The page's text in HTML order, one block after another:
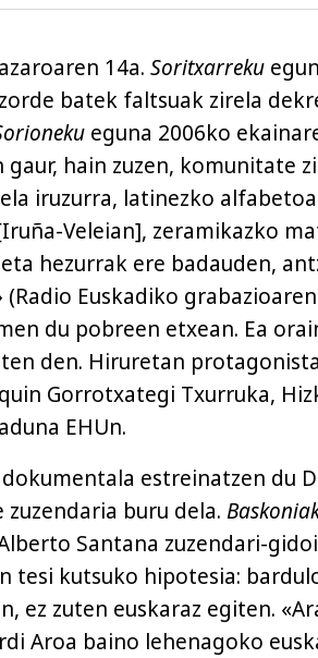
14a. Soritxarreku
batek faltsuak zirela
eguna 2006ko
gaur, hain zuzen, komunitate
iruzurra, latinezko
Veleian], zeramikazko
hezurrak ere badauden,
Euskadiko
du pobreen etxean. Ea
den. Hiruretan
Gorrotxategi Txurruka,
EHUn.
estreinatzen du
buru dela.
Santana zuzendari-
tesi kutsuko hipotesia:
ez zuten euskaraz egiten.
Aroa baino lehenagoko